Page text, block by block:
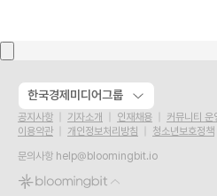
한국경제미디어그룹
공지사항 기자소개 인재채용
커뮤니티 운
이용약관
개인정보처리방침 청소년보호정책
문의사항 help@bloomingbit.io